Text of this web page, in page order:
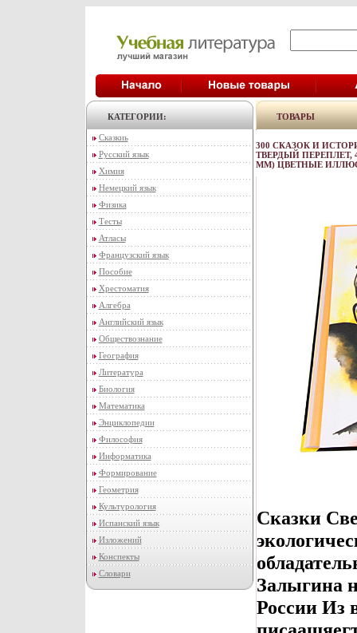
КАТЕГОРИИ:
Сказкиь
Русский язык
Химия
Немецкий язык
Физика
Тесты
Атласы
Французский язык
Пособие
Хрестоматия
Алгебра
Английский язык
Обществознание
География
Литература
Биология
Математика
Энциклопедии
Философия
Информатика
Формирование
Геометрия
Культурология
Испанский язык
Изложений
Конспекты
Словари
ТОВАРЫ
300 СКАЗОК И
ТВЕРДЫЙ ПЕРЕПЛЕТ,
ММ) ЦВЕТНЫЕ
Сказки
Залыгина
России Из